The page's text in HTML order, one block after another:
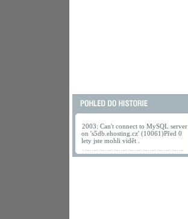
2003: Can't connect to MySQL server
on 's5db.ehosting.cz' (10061)Před 0
lety jste mohli vidět .